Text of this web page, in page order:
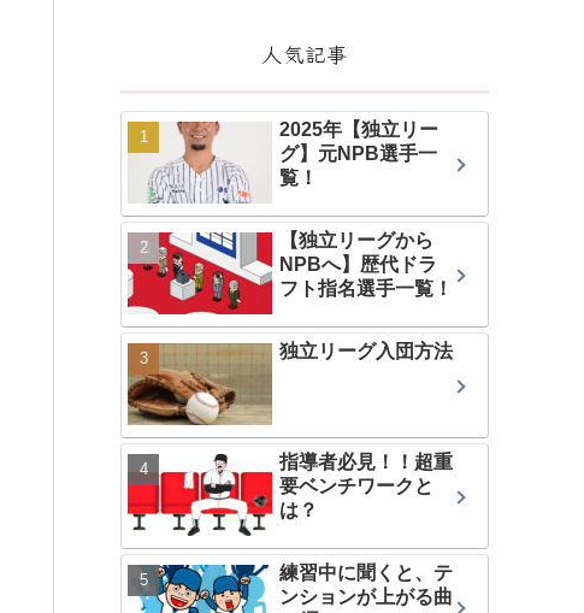
人気記事
2025年【独立リー
グ】元NPB選手一
覧！
【独立リーグから
NPBへ】歴代ドラ
フト指名選手一覧！
独立リーグ入団方法
指導者必見！！超重
要ベンチワークと
は？
練習中に聞くと、テ
ンションが上がる曲